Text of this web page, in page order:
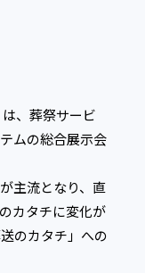
、葬祭サービ
ムの総合展示会
主流となり、直
カタチに変化が
のカタチ」への